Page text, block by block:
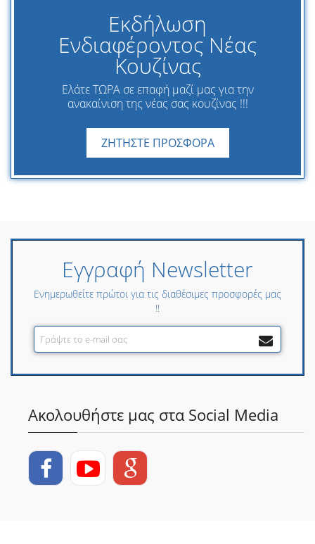
Εκδήλωση
Ενδιαφέροντος Νέας
Κουζίνας
Ελάτε ΤΩΡΑ σε επαφή μαζί μας για την
ανακαίνιση της νέας σας κουζίνας !!!
ΖΗΤΗΣΤΕ ΠΡΟΣΦΟΡΑ
Εγγραφή Newsletter
Ενημερωθείτε πρώτοι για τις διαθέσιμες προσφορές μας
!!
Ακολουθήστε μας στα Social Media